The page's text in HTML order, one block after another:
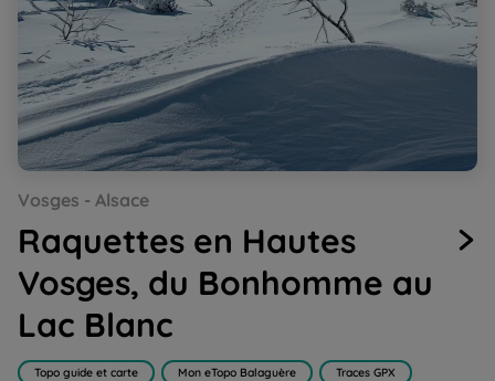
to
1
to
2
to
3
to
4
to
5
Vosges - Alsace
Raquettes en Hautes
Vosges, du Bonhomme au
Lac Blanc
Topo guide et carte Mon eTopo Balaguère Traces GPX